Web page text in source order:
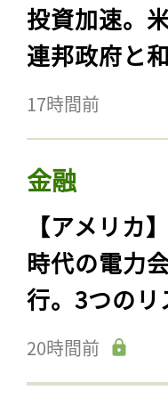
投資加速。
連邦政府と
17時間前
金融
【アメリカ
時代の電力
行。3つの
20時間前